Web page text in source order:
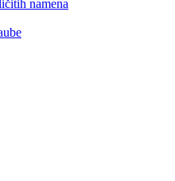
namena